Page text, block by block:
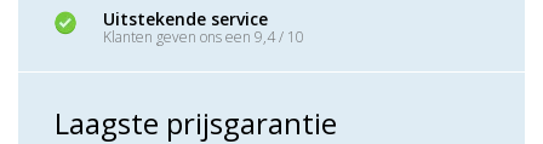
Uitstekende service
Klanten geven ons een 9,4 / 10
Laagste prijsgarantie